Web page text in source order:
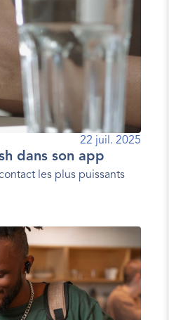
22 juil. 2025
dans son app
les plus puissants